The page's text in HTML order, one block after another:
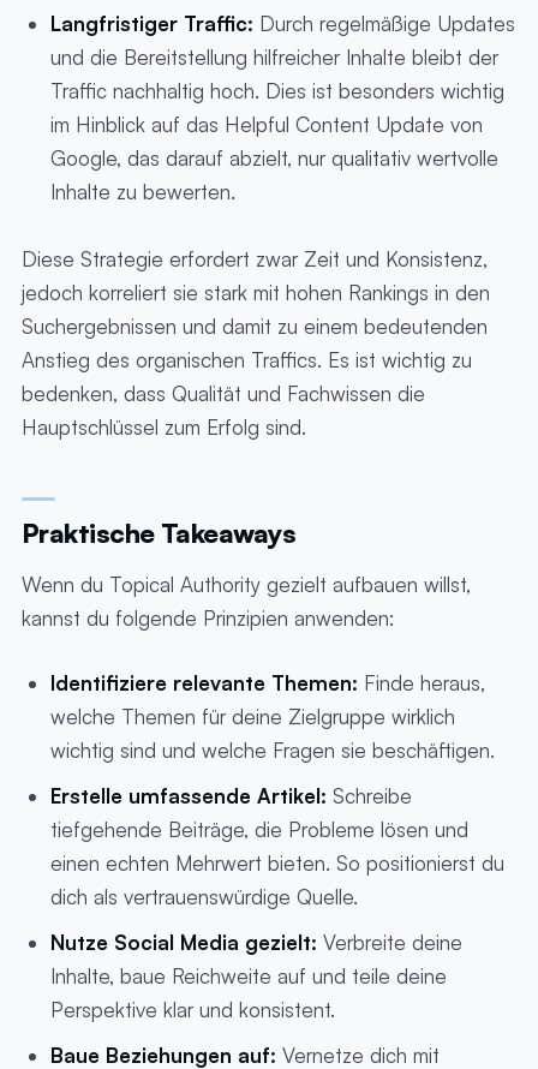
Langfristiger Traffic: Durch regelmäßige Updates
und die Bereitstellung hilfreicher Inhalte bleibt der
Traffic nachhaltig hoch. Dies ist besonders wichtig
im Hinblick auf das Helpful Content Update von
Google, das darauf abzielt, nur qualitativ wertvolle
Inhalte zu bewerten.
Diese Strategie erfordert zwar Zeit und Konsistenz,
jedoch korreliert sie stark mit hohen Rankings in den
Suchergebnissen und damit zu einem bedeutenden
Anstieg des organischen Traffics. Es ist wichtig zu
bedenken, dass Qualität und Fachwissen die
Hauptschlüssel zum Erfolg sind.
Praktische Takeaways
Wenn du Topical Authority gezielt aufbauen willst,
kannst du folgende Prinzipien anwenden:
Identifiziere relevante Themen: Finde heraus,
welche Themen für deine Zielgruppe wirklich
wichtig sind und welche Fragen sie beschäftigen.
Erstelle umfassende Artikel: Schreibe
tiefgehende Beiträge, die Probleme lösen und
einen echten Mehrwert bieten. So positionierst du
dich als vertrauenswürdige Quelle.
Nutze Social Media gezielt: Verbreite deine
Inhalte, baue Reichweite auf und teile deine
Perspektive klar und konsistent.
Baue Beziehungen auf: Vernetze dich mit